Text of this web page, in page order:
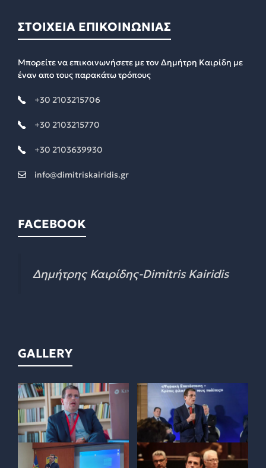
ΣΤΟΙΧΕΙΑ ΕΠΙΚΟΙΝΩΝΙΑΣ
Μπορείτε να επικοινωνήσετε με τον Δημήτρη Καιρίδη με
έναν απο τους παρακάτω τρόπους
+30 2103215706
+30 2103215770
+30 2103639930
info@dimitriskairidis.gr
FACEBOOK